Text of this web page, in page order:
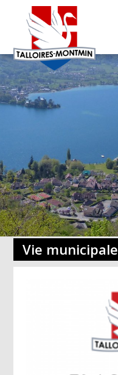
Vie municipale